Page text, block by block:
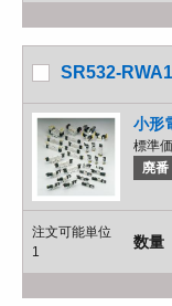
SR532-
小形
標準
廃番
注文可能単位
1
数量